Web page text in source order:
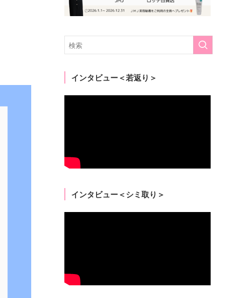
インタビュー＜若返り＞
インタビュー＜シミ取り＞